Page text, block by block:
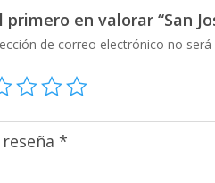
primero en valorar “San
de correo electrónico no será